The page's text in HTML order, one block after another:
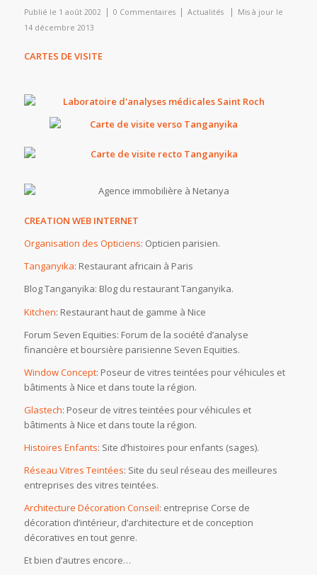
Publié le 1 août 2002 | 0 Commentaires | Actualités |
Mis à jour le
14 décembre 2013
CARTES DE VISITE
CREATION WEB INTERNET
Organisation des Opticiens: Opticien parisien.
Tanganyika: Restaurant africain à Paris
Blog Tanganyika: Blog du restaurant Tanganyika.
Kitchen: Restaurant haut de gamme à Nice
Forum Seven Equities: Forum de la société d’analyse
financière et boursière parisienne Seven Equities.
Window Concept: Poseur de vitres teintées pour véhicules et
bâtiments à Nice et dans toute la région.
Glastech: Poseur de vitres teintées pour véhicules et
bâtiments à Nice et dans toute la région.
Histoires Enfants: Site d’histoires pour enfants (sages).
Réseau Vitres Teintées: Site du seul réseau des meilleures
entreprises des vitres teintées.
Architecture Décoration Conseil: entreprise Corse de
décoration d’intérieur, d’architecture et de conception
décoratives en tout genre.
Et bien d’autres encore…